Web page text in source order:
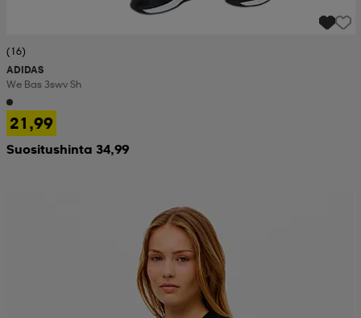
(16)
ADIDAS
We Bas 3swv Sh
21,99
Suositushinta 34,99